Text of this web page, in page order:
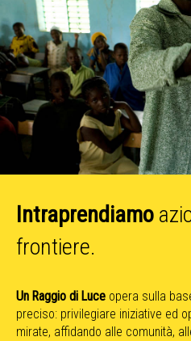
Intraprendiamo
frontiere.
Un Raggio di Luce opera sulla
preciso: privilegiare iniziative ed
mirate, affidando alle comunità,